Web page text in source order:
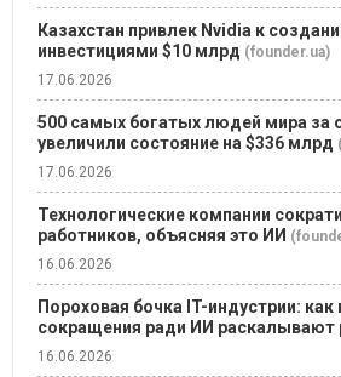
Казахстан привлек Nvidia к
инвестициями $10 млрд (founder.ua)
17.06.2026
500 самых богатых людей мира за
увеличили состояние на $336 млрд
17.06.2026
Технологические компании
работников, объясняя это ИИ
16.06.2026
Пороховая бочка IT-индустрии:
сокращения ради ИИ раскалывают
16.06.2026